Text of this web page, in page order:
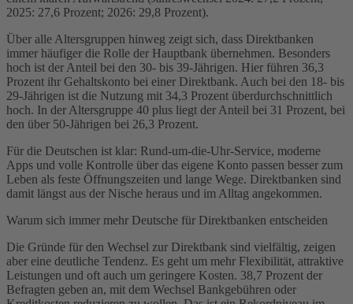
2025: 27,6 Prozent; 2026: 29,8 Prozent).
Über alle Altersgruppen hinweg zeigt sich, dass Direktbanken
immer häufiger die Rolle der Hauptbank übernehmen. Besonders
hoch ist der Anteil bei den 30- bis 39-Jährigen. Hier führen 36,3
Prozent ihr Gehaltskonto bei einer Direktbank. Auch bei den 18- bis
29-Jährigen ist die Nutzung mit 34,3 Prozent überdurchschnittlich
hoch. In der Altersgruppe 40 plus liegt der Anteil bei 31 Prozent, bei
den über 50-Jährigen bei 26,3 Prozent.
Für die Deutschen ist klar: Rund-um-die-Uhr-Service, moderne
Apps und volle Kontrolle über das eigene Konto passen besser zum
Leben als feste Öffnungszeiten und lange Wege. Direktbanken sind
damit längst aus der Nische heraus und im Alltag angekommen.
Warum sich immer mehr Deutsche für Direktbanken entscheiden
Die Gründe für den Wechsel zur Direktbank sind vielfältig, zeigen
aber eine deutliche Tendenz. Es geht um mehr Flexibilität, attraktive
Leistungen und oft auch um geringere Kosten. 38,7 Prozent der
Befragten geben an, mit dem Wechsel Bankgebühren oder